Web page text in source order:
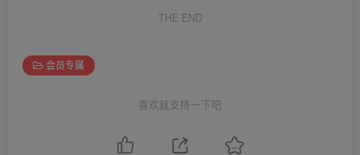
THE END
会员专属
喜欢就支持一下吧